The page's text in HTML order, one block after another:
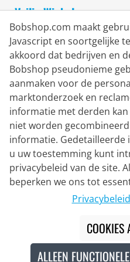
Livechat
ma - vr: 8.30 - 16:00 uur
Veilig Winkelen
Bezorgpartner
Bobshop.com maakt
Javascript en soortgelijke
akkoord dat bedrijven en
Bobshop pseudonieme
aanmaken voor de
marktonderzoek en
informatie met derden
niet worden
informatie.
u uw toestemming kunt
privacybeleid van de site.
beperken we ons tot
Privacybeleid
COOKIES
ALLEEN